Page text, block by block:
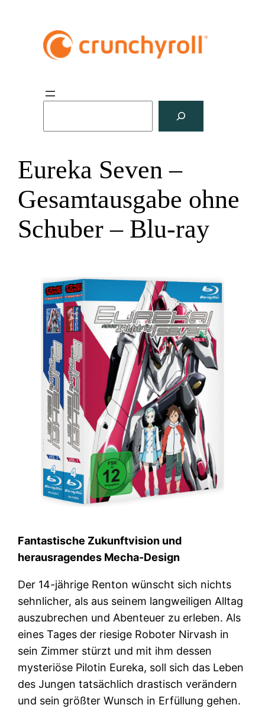
e
Eureka Seven –
Gesamtausgabe ohne
Schuber – Blu-ray
Fantastische Zukunftvision und
herausragendes Mecha-Design
Der 14-jährige Renton wünscht sich nichts
sehnlicher, als aus seinem langweiligen Alltag
auszubrechen und Abenteuer zu erleben. Als
eines Tages der riesige Roboter Nirvash in
sein Zimmer stürzt und mit ihm dessen
mysteriöse Pilotin Eureka, soll sich das Leben
des Jungen tatsächlich drastisch verändern
und sein größter Wunsch in Erfüllung gehen.